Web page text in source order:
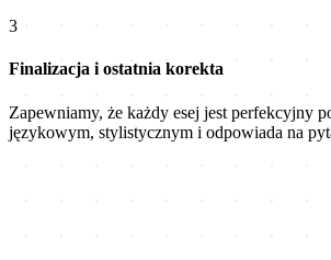
3
Finalizacja i ostatnia korekta
Zapewniamy, że każdy esej jest perfekcyjny
językowym, stylistycznym i odpowiada na